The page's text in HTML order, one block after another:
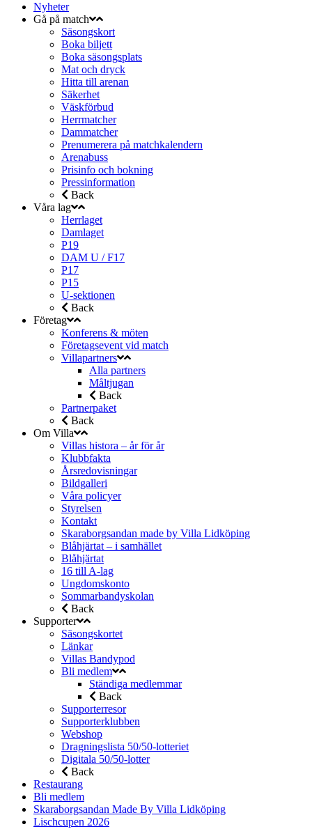
Nyheter
Gå på match
Säsongskort
Boka biljett
Boka säsongsplats
Mat och dryck
Hitta till arenan
Säkerhet
Väskförbud
Herrmatcher
Dammatcher
Prenumerera på matchkalendern
Arenabuss
Prisinfo och bokning
Pressinformation
Back
Våra lag
Herrlaget
Damlaget
P19
DAM U / F17
P17
P15
U-sektionen
Back
Företag
Konferens & möten
Företagsevent vid match
Villapartners
Alla partners
Måltjugan
Back
Partnerpaket
Back
Om Villa
Villas histora – år för år
Klubbfakta
Årsredovisningar
Bildgalleri
Våra policyer
Styrelsen
Kontakt
Skaraborgsandan made by Villa Lidköping
Blåhjärtat – i samhället
Blåhjärtat
16 till A-lag
Ungdomskonto
Sommarbandyskolan
Back
Supporter
Säsongskortet
Länkar
Villas Bandypod
Bli medlem
Ständiga medlemmar
Back
Supporterresor
Supporterklubben
Webshop
Dragningslista 50/50-lotteriet
Digitala 50/50-lotter
Back
Restaurang
Bli medlem
Skaraborgsandan Made By Villa Lidköping
Lischcupen 2026